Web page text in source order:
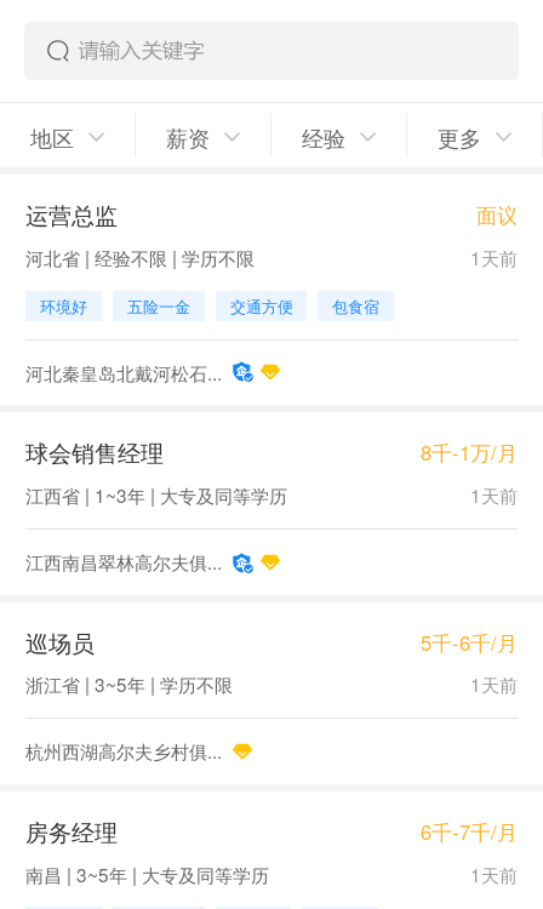
地区 薪资 经验 更多
运营总监 面议
河北省 | 经验不限 | 学历不限 1天前
环境好 五险一金 交通方便 包食宿
河北秦皇岛北戴河松石...
球会销售经理 8千-1万/月
江西省 | 1~3年 | 大专及同等学历 1天前
江西南昌翠林高尔夫俱...
巡场员 5千-6千/月
浙江省 | 3~5年 | 学历不限 1天前
杭州西湖高尔夫乡村俱...
房务经理 6千-7千/月
南昌 | 3~5年 | 大专及同等学历 1天前